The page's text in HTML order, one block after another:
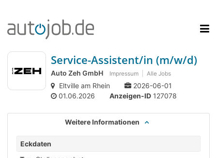
Service-Assistent/in (m/w/d)
Auto Zeh GmbH Impressum Alle Jobs
Eltville am Rhein
2026-06-01
01.06.2026
Anzeigen-ID 127078
Weitere Informationen
Eckdaten